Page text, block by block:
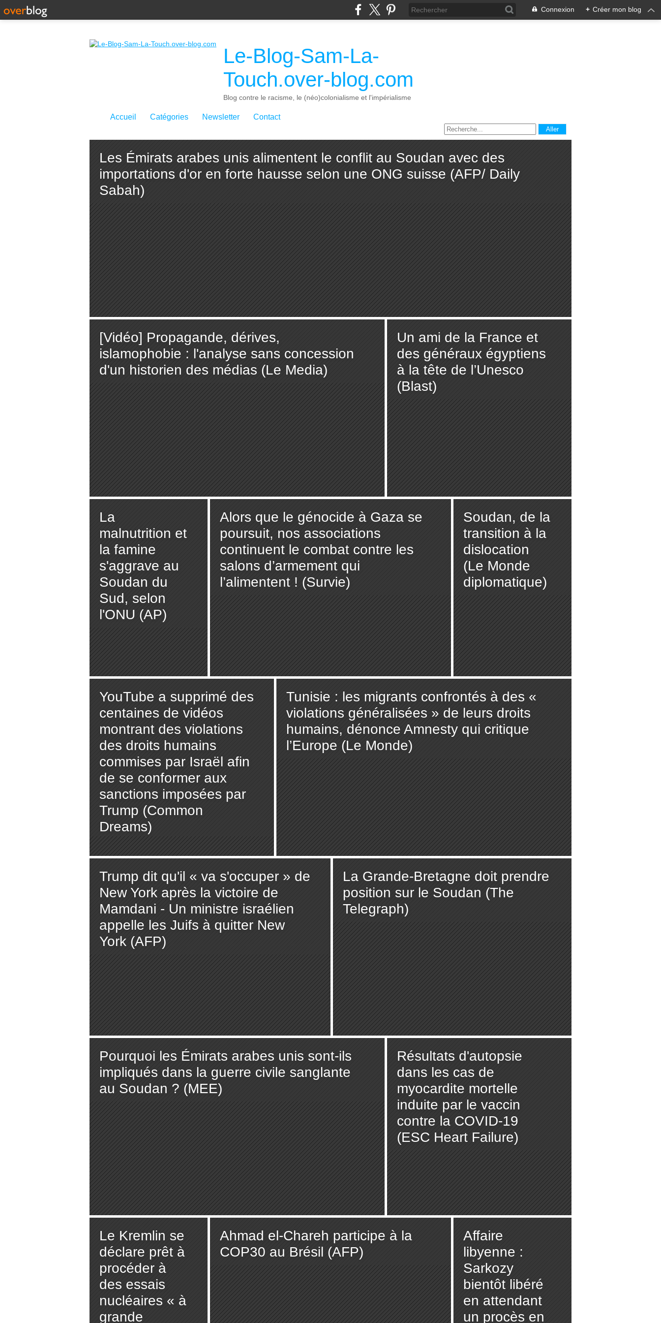
Connexion + Créer mon blog
Le-Blog-Sam-La-
Touch.over-blog.com
Blog contre le racisme, le (néo)colonialisme et l'impérialisme
Accueil Catégories Newsletter Contact
Les Émirats arabes unis alimentent le conflit au Soudan avec des
importations d'or en forte hausse selon une ONG suisse (AFP/ Daily
Sabah)
[Vidéo] Propagande, dérives,
islamophobie : l'analyse sans concession
d'un historien des médias (Le Media)
Un ami de la France et
des généraux égyptiens
à la tête de l’Unesco
(Blast)
La
malnutrition et
la famine
s'aggrave au
Soudan du
Sud, selon
l'ONU (AP)
Alors que le génocide à Gaza se
poursuit, nos associations
continuent le combat contre les
salons d’armement qui
l’alimentent ! (Survie)
Soudan, de la
transition à la
dislocation
(Le Monde
diplomatique)
YouTube a supprimé des
centaines de vidéos
montrant des violations
des droits humains
commises par Israël afin
de se conformer aux
sanctions imposées par
Trump (Common
Dreams)
Tunisie : les migrants confrontés à des «
violations généralisées » de leurs droits
humains, dénonce Amnesty qui critique
l’Europe (Le Monde)
Trump dit qu'il « va s'occuper » de
New York après la victoire de
Mamdani - Un ministre israélien
appelle les Juifs à quitter New
York (AFP)
La Grande-Bretagne doit prendre
position sur le Soudan (The
Telegraph)
Pourquoi les Émirats arabes unis sont-ils
impliqués dans la guerre civile sanglante
au Soudan ? (MEE)
Résultats d'autopsie
dans les cas de
myocardite mortelle
induite par le vaccin
contre la COVID-19
(ESC Heart Failure)
Le Kremlin se
déclare prêt à
procéder à
des essais
nucléaires « à
grande
Ahmad el-Chareh participe à la
COP30 au Brésil (AFP)
Affaire
libyenne :
Sarkozy
bientôt libéré
en attendant
un procès en